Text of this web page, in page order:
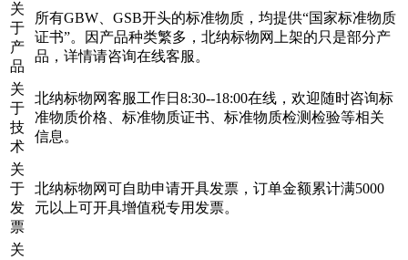
关
于
产
品
所有GBW、GSB开头的标准物质，均提供“国家标准物质
证书”。因产品种类繁多，北纳标物网上架的只是部分产
品，详情请咨询在线客服。
关
于
技
术
北纳标物网客服工作日8:30--18:00在线，欢迎随时咨询标
准物质价格、标准物质证书、标准物质检测检验等相关
信息。
关
于
发
票
北纳标物网可自助申请开具发票，订单金额累计满5000
元以上可开具增值税专用发票。
关